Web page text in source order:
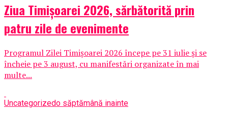
Ziua Timișoarei 2026, sărbătorită prin
patru zile de evenimente
Programul Zilei Timișoarei 2026 începe pe 31 iulie și se
încheie pe 3 august, cu manifestări organizate în mai
multe...
Uncategorizedo săptămână inainte